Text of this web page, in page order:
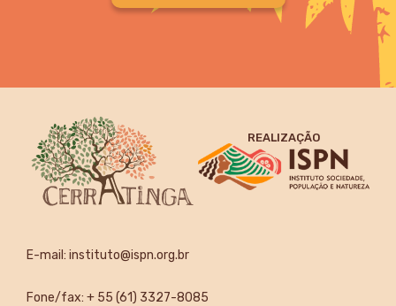
REALIZAÇÃO
E-mail: instituto@ispn.org.br
Fone/fax: + 55 (61) 3327-8085